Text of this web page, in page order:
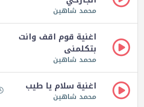
محمد شاهين
اغنية قوم اقف وانت
بتكلمنى
محمد شاهين
اغنية سلام يا طيب
محمد شاهين